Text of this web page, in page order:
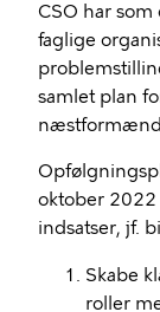
CSO har
faglige
samlet plan
næstformænd
oktober 2022
indsatser, jf.
Skabe
roller